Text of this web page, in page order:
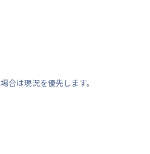
合は現況を優先します。